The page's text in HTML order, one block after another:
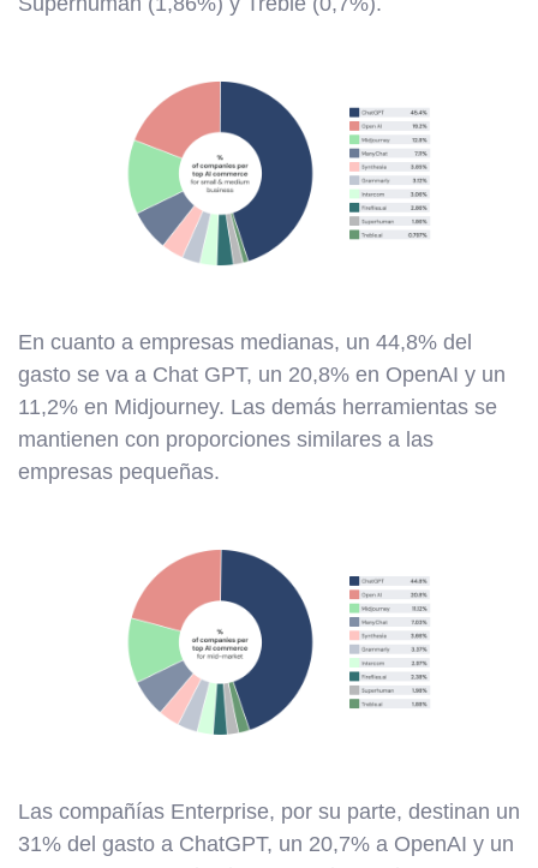
En cuanto a empresas medianas, un 44,8% del
gasto se va a Chat GPT, un 20,8% en OpenAI y un
11,2% en Midjourney. Las demás herramientas se
mantienen con proporciones similares a las
empresas pequeñas.
Las compañías Enterprise, por su parte, destinan un
31% del gasto a ChatGPT, un 20,7% a OpenAI y un